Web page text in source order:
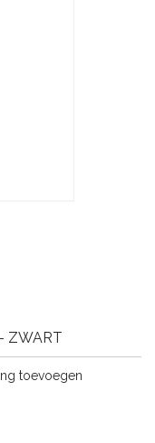
ZWART
toevoegen